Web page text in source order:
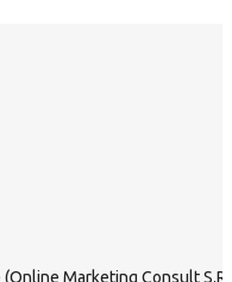
Marketing Consult